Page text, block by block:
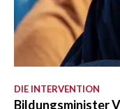
DIE INTERVENTION
Bildungsminister